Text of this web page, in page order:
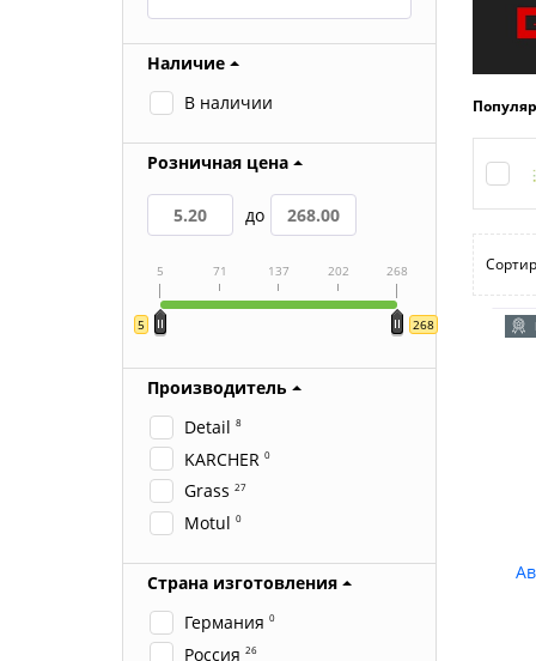
Наличие
В наличии
Розничная цена
до
5 268
5 71 137 202 268
Производитель
Detail 8
KARCHER 0
Grass 27
Motul 0
Страна изготовления
Германия 0
Россия 26